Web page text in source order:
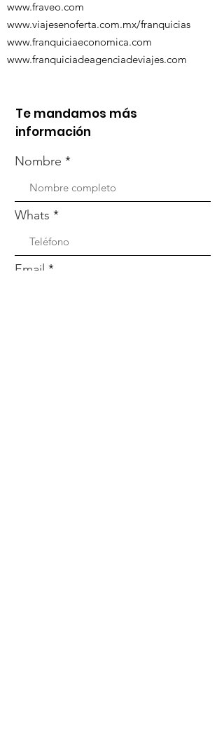
www.fraveo.com
www.viajesenoferta.com.mx/franquicias
www.franquiciaeconomica.com
www.franquiciadeagenciadeviajes.com
Te mandamos más
información
Nombre
Whats
Email